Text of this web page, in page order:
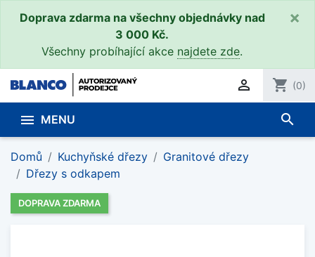
Doprava zdarma na všechny objednávky nad
3 000 Kč.
Všechny probíhající akce najdete zde.
×
 shopping_cart (0)
 MENU search
Domů Kuchyňské dřezy
Granitové dřezy
Dřezy s odkapem
DOPRAVA ZDARMA